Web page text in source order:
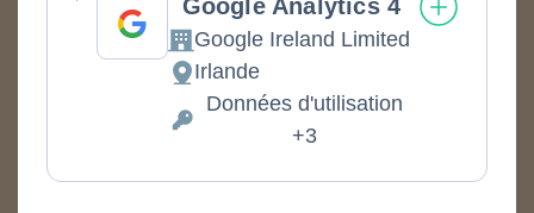
Google Analytics 4
Entreprise:
Google Ireland Limited
Lieu de traitement :
Irlande
Données personnelles traitées :
Données d'utilisation
+3